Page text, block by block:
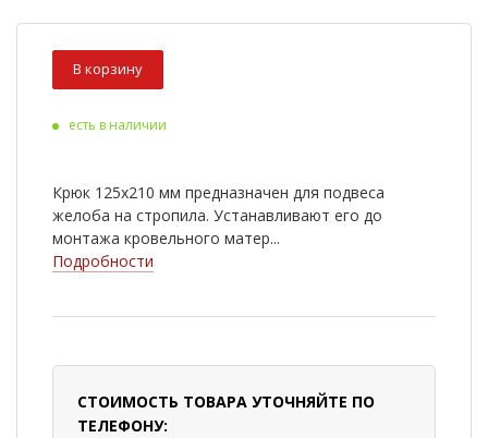
В корзину
есть в наличии
Крюк 125х210 мм предназначен для подвеса
желоба на стропила. Устанавливают его до
монтажа кровельного матер...
Подробности
СТОИМОСТЬ ТОВАРА УТОЧНЯЙТЕ ПО
ТЕЛЕФОНУ: